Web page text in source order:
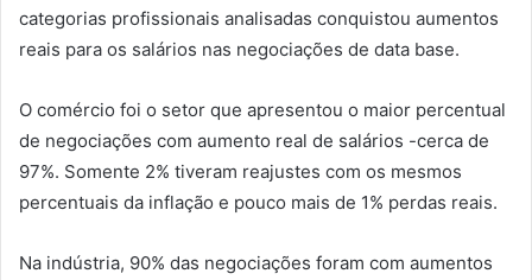
categorias profissionais analisadas conquistou aumentos
reais para os salários nas negociações de data base.
O comércio foi o setor que apresentou o maior percentual
de negociações com aumento real de salários -cerca de
97%. Somente 2% tiveram reajustes com os mesmos
percentuais da inflação e pouco mais de 1% perdas reais.
Na indústria, 90% das negociações foram com aumentos